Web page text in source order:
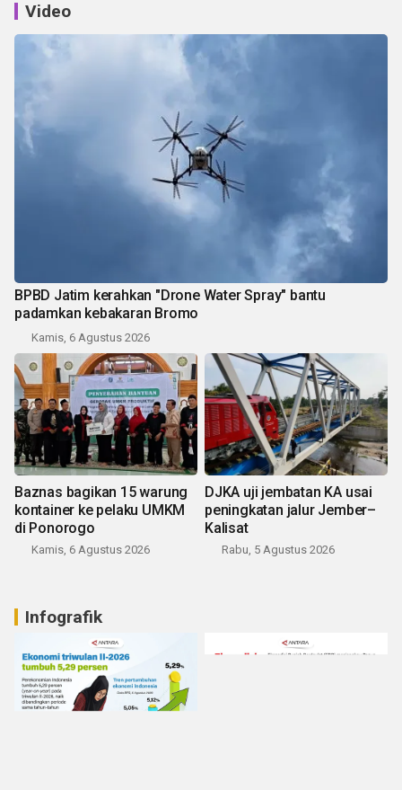
Video
BPBD Jatim kerahkan "Drone Water Spray" bantu
padamkan kebakaran Bromo
Kamis, 6 Agustus 2026
Baznas bagikan 15 warung
kontainer ke pelaku UMKM
di Ponorogo
Kamis, 6 Agustus 2026
DJKA uji jembatan KA usai
peningkatan jalur Jember–
Kalisat
Rabu, 5 Agustus 2026
Infografik